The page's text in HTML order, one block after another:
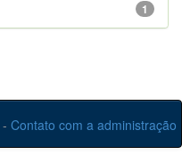
1
- Contato com a administração